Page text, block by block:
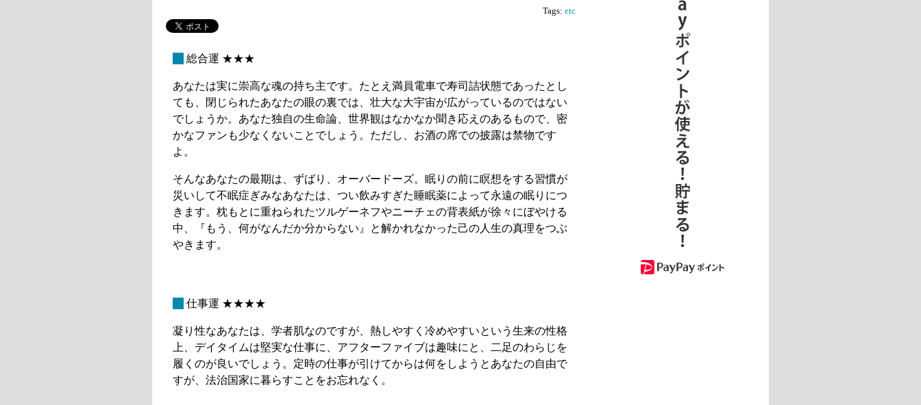
Tags: etc
総合運 ★★★
あなたは実に崇高な魂の持ち主です。たとえ満員電車で寿司詰状態であったとし
ても、閉じられたあなたの眼の裏では、壮大な大宇宙が広がっているのではない
でしょうか。あなた独自の生命論、世界観はなかなか聞き応えのあるもので、密
かなファンも少なくないことでしょう。ただし、お酒の席での披露は禁物です
よ。
そんなあなたの最期は、ずばり、オーバードーズ。眠りの前に瞑想をする習慣が
災いして不眠症ぎみなあなたは、つい飲みすぎた睡眠薬によって永遠の眠りにつ
きます。枕もとに重ねられたツルゲーネフやニーチェの背表紙が徐々にぼやける
中、『もう、何がなんだか分からない』と解かれなかった己の人生の真理をつぶ
やきます。
仕事運 ★★★★
凝り性なあなたは、学者肌なのですが、熱しやすく冷めやすいという生来の性格
上、デイタイムは堅実な仕事に、アフターファイブは趣味にと、二足のわらじを
履くのが良いでしょう。定時の仕事が引けてからは何をしようとあなたの自由で
すが、法治国家に暮らすことをお忘れなく。